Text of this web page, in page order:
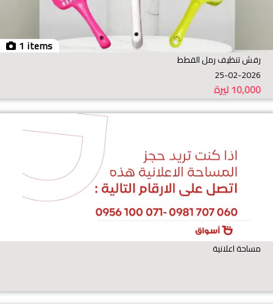
1 items
رفش تنظيف رمل القطط
25-02-2026
ليرة10,000
مساحة اعلانية